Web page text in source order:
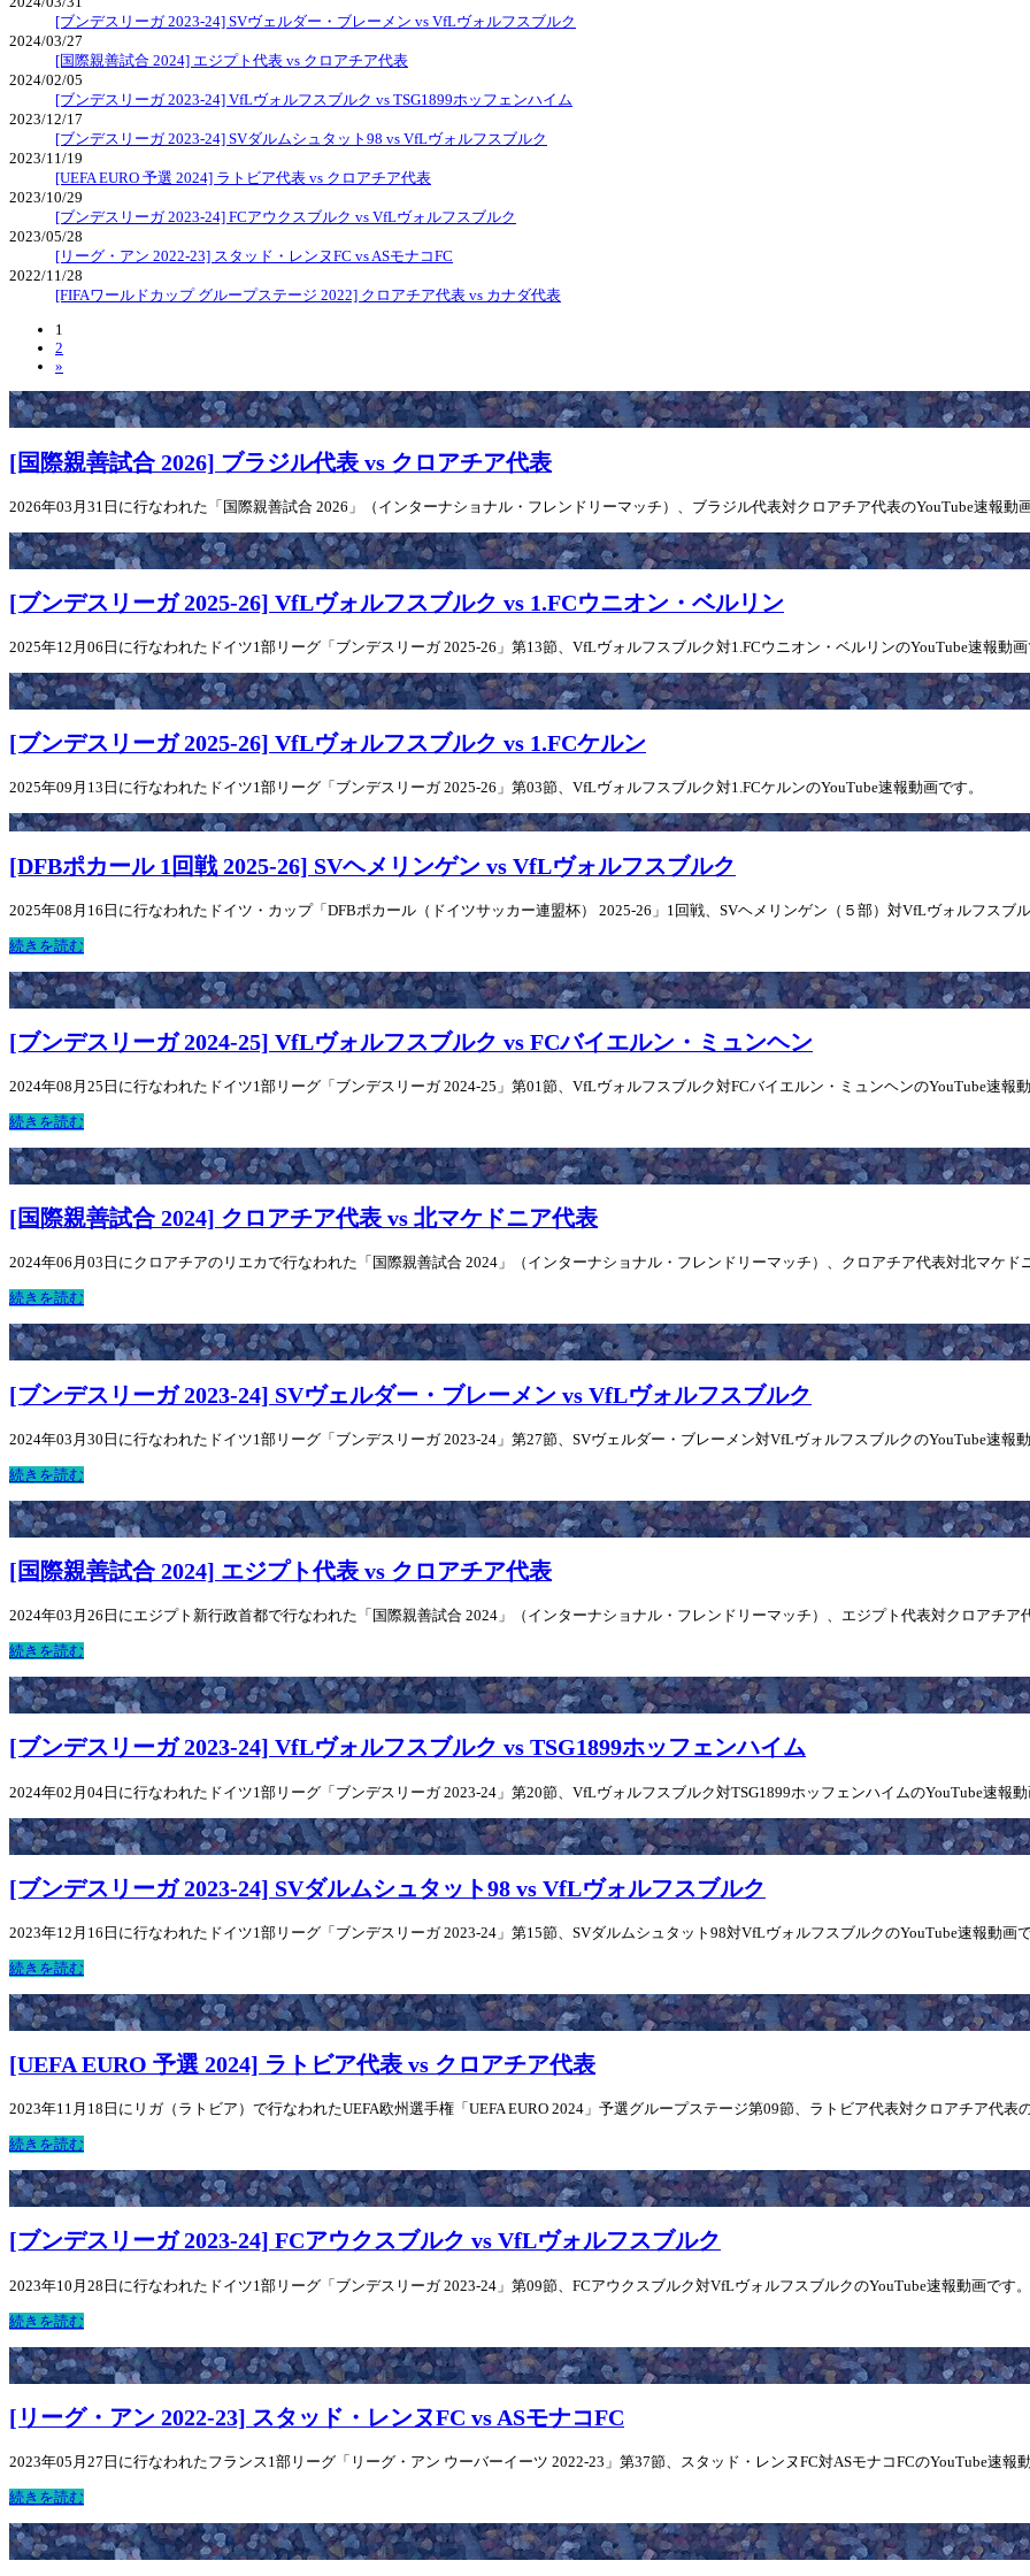
[ブンデスリーガ 2023-24] SVヴェルダー・ブレーメン vs VfLヴォルフスブルク
2024/03/27
[国際親善試合 2024] エジプト代表 vs クロアチア代表
2024/02/05
[ブンデスリーガ 2023-24] VfLヴォルフスブルク vs TSG1899ホッフェンハイム
2023/12/17
[ブンデスリーガ 2023-24] SVダルムシュタット98 vs VfLヴォルフスブルク
2023/11/19
[UEFA EURO 予選 2024] ラトビア代表 vs クロアチア代表
2023/10/29
[ブンデスリーガ 2023-24] FCアウクスブルク vs VfLヴォルフスブルク
2023/05/28
[リーグ・アン 2022-23] スタッド・レンヌFC vs ASモナコFC
2022/11/28
[FIFAワールドカップ グループステージ 2022] クロアチア代表 vs カナダ代表
1
2
»
[国際親善試合 2026] ブラジル代表 vs クロアチア代表
2026年03月31日に行なわれた「国際親善試合 2026」（インターナショナル・フレンドリーマッチ）、ブラジル代表対クロアチア代表のYouTube速報動
[ブンデスリーガ 2025-26] VfLヴォルフスブルク vs 1.FCウニオン・ベルリン
2025年12月06日に行なわれたドイツ1部リーグ「ブンデスリーガ 2025-26」第13節、VfLヴォルフスブルク対1.FCウニオン・ベルリンのYouTube速報動
[ブンデスリーガ 2025-26] VfLヴォルフスブルク vs 1.FCケルン
2025年09月13日に行なわれたドイツ1部リーグ「ブンデスリーガ 2025-26」第03節、VfLヴォルフスブルク対1.FCケルンのYouTube速報動画です。
[DFBポカール 1回戦 2025-26] SVヘメリンゲン vs VfLヴォルフスブルク
2025年08月16日に行なわれたドイツ・カップ「DFBポカール（ドイツサッカー連盟杯） 2025-26」1回戦、SVヘメリンゲン（５部）対VfLヴォルフスブ
続きを読む
[ブンデスリーガ 2024-25] VfLヴォルフスブルク vs FCバイエルン・ミュンヘン
2024年08月25日に行なわれたドイツ1部リーグ「ブンデスリーガ 2024-25」第01節、VfLヴォルフスブルク対FCバイエルン・ミュンヘンのYouTube速報
続きを読む
[国際親善試合 2024] クロアチア代表 vs 北マケドニア代表
2024年06月03日にクロアチアのリエカで行なわれた「国際親善試合 2024」（インターナショナル・フレンドリーマッチ）、クロアチア代表対北マケ
続きを読む
[ブンデスリーガ 2023-24] SVヴェルダー・ブレーメン vs VfLヴォルフスブルク
2024年03月30日に行なわれたドイツ1部リーグ「ブンデスリーガ 2023-24」第27節、SVヴェルダー・ブレーメン対VfLヴォルフスブルクのYouTube速報
続きを読む
[国際親善試合 2024] エジプト代表 vs クロアチア代表
2024年03月26日にエジプト新行政首都で行なわれた「国際親善試合 2024」（インターナショナル・フレンドリーマッチ）、エジプト代表対クロアチ
続きを読む
[ブンデスリーガ 2023-24] VfLヴォルフスブルク vs TSG1899ホッフェンハイム
2024年02月04日に行なわれたドイツ1部リーグ「ブンデスリーガ 2023-24」第20節、VfLヴォルフスブルク対TSG1899ホッフェンハイムのYouTube速報
[ブンデスリーガ 2023-24] SVダルムシュタット98 vs VfLヴォルフスブルク
2023年12月16日に行なわれたドイツ1部リーグ「ブンデスリーガ 2023-24」第15節、SVダルムシュタット98対VfLヴォルフスブルクのYouTube速報動
続きを読む
[UEFA EURO 予選 2024] ラトビア代表 vs クロアチア代表
2023年11月18日にリガ（ラトビア）で行なわれたUEFA欧州選手権「UEFA EURO 2024」予選グループステージ第09節、ラトビア代表対クロアチア代
続きを読む
[ブンデスリーガ 2023-24] FCアウクスブルク vs VfLヴォルフスブルク
2023年10月28日に行なわれたドイツ1部リーグ「ブンデスリーガ 2023-24」第09節、FCアウクスブルク対VfLヴォルフスブルクのYouTube速報動画で
続きを読む
[リーグ・アン 2022-23] スタッド・レンヌFC vs ASモナコFC
2023年05月27日に行なわれたフランス1部リーグ「リーグ・アン ウーバーイーツ 2022-23」第37節、スタッド・レンヌFC対ASモナコFCのYouTube速
続きを読む